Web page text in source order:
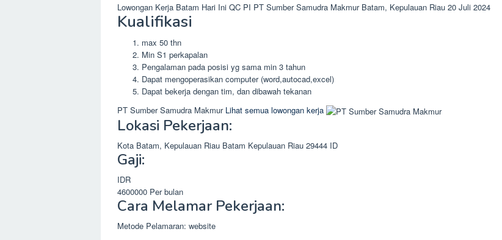
Lowongan Kerja Batam Hari Ini QC PI PT Sumber Samudra Makmur Batam, Kepulauan Riau 20 Juli 2024
Kualifikasi
max 50 thn
Min S1 perkapalan
Pengalaman pada posisi yg sama min 3 tahun
Dapat mengoperasikan computer (word,autocad,excel)
Dapat bekerja dengan tim, dan dibawah tekanan
PT Sumber Samudra Makmur Lihat semua lowongan kerja
Lokasi Pekerjaan:
Kota Batam, Kepulauan Riau Batam Kepulauan Riau 29444 ID
Gaji:
IDR
4600000 Per bulan
Cara Melamar Pekerjaan:
Metode Pelamaran: website